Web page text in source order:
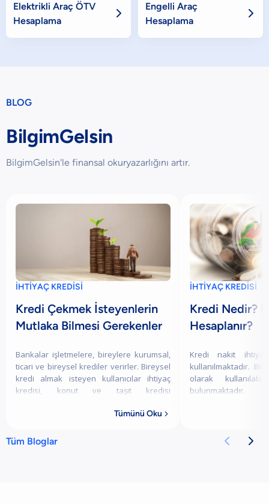
Elektrikli Araç ÖTV
Hesaplama

Engelli Araç
Hesaplama

BLOG
BilgimGelsin
BilgimGelsin'le finansal okuryazarlığını artır.
İHTİYAÇ KREDİSİ
Kredi Çekmek İsteyenlerin
Mutlaka Bilmesi Gerekenler
Bankalar işletmelere, bireylere kurumsal,
ticari ve bireysel krediler verirler. Bireysel
kredi almak isteyen kullanıcılar ihtiyaç
kredisi, konut ve taşıt kredisi
Tümünü Oku 
İHTİYAÇ KREDİSİ
Kredi Nedir?
Hesaplanır?
Kredi nakit
kullanılmaktadır.
olarak
bulunmaktadır.
Tüm Bloglar  